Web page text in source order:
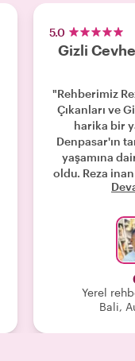
5.0
Gizli
"Rehberimiz
Çıkanları ve
harika bir
Denpasar'ın
yaşamına
oldu. Reza inanılmaz derecede bilgili,
arkadaş
her bir
Güzel
Agung),
sömürge
ziyareti
tarihi Inna
Bizim
noktalarından
Yerel
Bali,